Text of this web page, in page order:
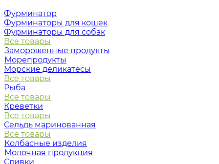
Фурминатор
Фурминаторы для кошек
Фурминаторы для собак
Все товары
Замороженные продукты
Морепродукты
Морские деликатесы
Все товары
Рыба
Все товары
Креветки
Все товары
Сельдь маринованная
Все товары
Колбасные изделия
Молочная продукция
Сливки